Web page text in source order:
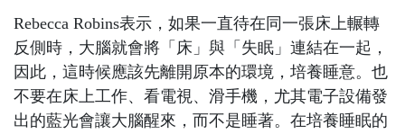
Rebecca Robins表示，如果一直待在同一張床上輾轉
反側時，大腦就會將「床」與「失眠」連結在一起，
因此，這時候應該先離開原本的環境，培養睡意。也
不要在床上工作、看電視、滑手機，尤其電子設備發
出的藍光會讓大腦醒來，而不是睡著。在培養睡眠的